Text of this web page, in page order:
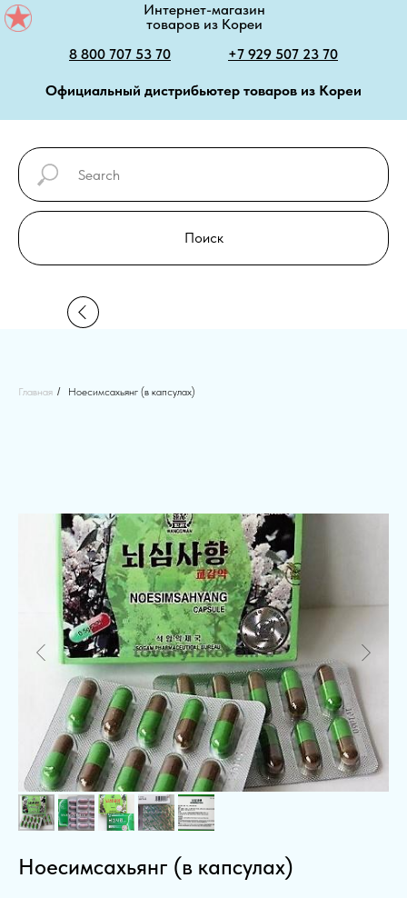
Интернет-магазин
товаров из Кореи
8 800 707 53 70
+7 929 507 23 70
Официальный дистрибьютер товаров из Кореи
Поиск
Главная / Ноесимсахьянг (в капсулах)
Ноесимсахьянг (в капсулах)